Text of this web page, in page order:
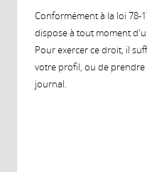
Conformément à la loi 78-
dispose à tout moment
Pour exercer ce droit, il
votre profil, ou de prendre
journal.